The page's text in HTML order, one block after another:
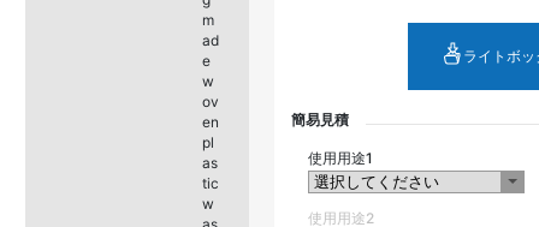
m
ad
e
w
ov
en
pl
as
tic
w
as
ライトボ
簡易見積
使用用途1
使用用途2